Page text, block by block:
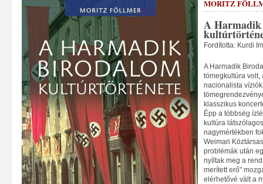
MORITZ
A
Fordította: Kurdi
A Harmadik
tömegkultúra
nacionalista
klasszikus
Épp a többség
kultúra
nagymértékben
Weimari
problémák után
nyíltak meg a
merített erő"
elérhetővé vált a